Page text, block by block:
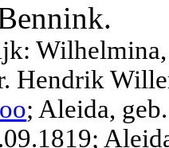
Hendrik
; Aleida,